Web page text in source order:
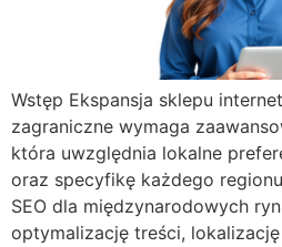
Wstęp Ekspansja sklepu
zagraniczne wymaga
która uwzględnia lokalne
oraz specyfikę każdego
SEO dla międzynarodowych
optymalizację treści,